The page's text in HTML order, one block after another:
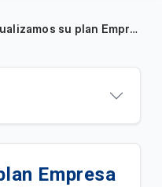
Actualizamos su plan Empresa 250 | Ahora tiene más beneficios
Lite Plus | B2B
+ TV Lite | B2B
Empresa